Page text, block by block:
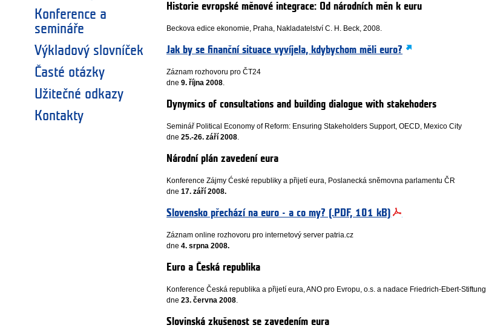
Konference a
semináře
Výkladový slovníček
Časté otázky
Užitečné odkazy
Kontakty
Historie evropské měnové integrace: Od národních měn k euru
Beckova edice ekonomie, Praha, Nakladatelství C. H. Beck, 2008.
Jak by se finanční situace vyvíjela, kdybychom měli euro?
Záznam rozhovoru pro ČT24
dne9. října 2008.
Dynymics of consultations and building dialogue with stakehoders
Seminář Political Economy of Reform: Ensuring Stakeholders Support, OECD, Mexico City
dne25.-26. září 2008.
Národní plán zavedení eura
Konference Zájmy Ćeské republiky a přijetí eura, Poslanecká sněmovna parlamentu ČR
dne17. září 2008.
Slovensko přechází na euro - a co my? (.PDF, 101 kB)
Záznam online rozhovoru pro internetový server patria.cz
dne4. srpna 2008.
Euro a Česká republika
Konference Česká republika a přijetí eura, ANO pro Evropu, o.s. a nadace Friedrich-Ebert-Stiftung
dne23. června 2008.
Slovinská zkušenost se zavedením eura